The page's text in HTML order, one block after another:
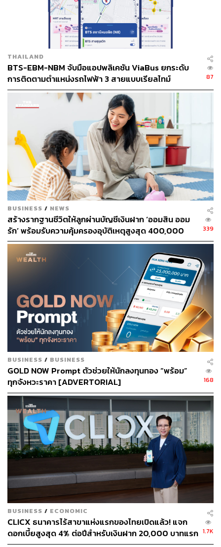
ส่วนกรณีที่การตัดเงินประชาชนนับหมื่นรายโดยไม่มีระบบ
ธนาคารแจ้งเตือนนั้น ไพบูลย์กล่าวว่าต้องให้ธนาคารแห่ง
ประเทศไทยเป็นผู้ดูแลกำกับ โดยเฉพาะดูแลในส่วนของ
คุ้มครองข้อมูลประชาชน ซึ่งจะต้องให้ธนาคารต่างๆ มา
ชี้แจงทั้งสาเหตุที่เกิดขึ้นและการเยียวยา
“ถ้าระบบยืนยันตัวตนของฝั่งผู้ใช้มีปัญหา ต้องดาวน์โหลด
แอปพลิเคชันแน่นอน และแอปพลิเคชันนั้นเป็นแอปพลิเคชัน
อะไร จะเป็นแอปพลิเคชันธนาคารที่มีปัญหาแล้วข้อมูลรั่ว
ไหล หรือแอปพลิเคชันอื่นๆ ที่ใช้ซื้อขายที่ถูกเจาะ เพราะเป็น
ไปไม่ได้ที่อยู่ดีๆ เงินจะออกไป และจากยอดเป็นไปได้ว่าเป็น
การเซ็ตทางอิเล็กทรอนิกส์ว่าให้ตัดเท่านั้นเท่านี้ ไม่ได้ทำโดย
คน ทั้งธนาคาร เว็บ หรือแอปพลิเคชัน และผู้ใช้เองเขาจะต้อง
ดาวน์โหลดโปรแกรมอย่างหนึ่งแล้วไปยืนยันตัวตน” ไพบูลย์
กล่าวถึงสมมติฐานของปัญหา
TAGS: Application ธนาคาร
ความมั่นคงทางไซเบอร์
พ.ร.บ.ไซเบอร์
ธุรกรรมทางการเงิน บัญชีเงินฝาก
194
ABOUT THE AUTHOR
THE STANDARD TEAM
กองบรรณาธิการ THE STANDARD
THAILAND
BTS-EBM-NBM จับมือแอปพลิเคชัน ViaBus ยกระดับ
การติดตามตำแหน่งรถไฟฟ้า 3 สายแบบเรียลไทม์
87
BUSINESS / NEWS
สร้างรากฐานชีวิตให้ลูกผ่านบัญชีเงินฝาก ‘ออมสิน ออม
รัก’ พร้อมรับความคุ้มครองอุบัติเหตุสูงสุด 400,000
บาท ดอกเบี้ยรับเต็ม ไม่เสียภาษี [Advertorial]
339
BUSINESS / BUSINESS
GOLD NOW Prompt ตัวช่วยให้นักลงทุนทอง “พร้อม”
ทุกจังหวะราคา [ADVERTORIAL]
168
BUSINESS / ECONOMIC
CLICX ธนาคารไร้สาขาแห่งแรกของไทยเปิดแล้ว! แจก
ดอกเบี้ยสูงสุด 4% ต่อปีสำหรับเงินฝาก 20,000 บาทแรก 1.7K